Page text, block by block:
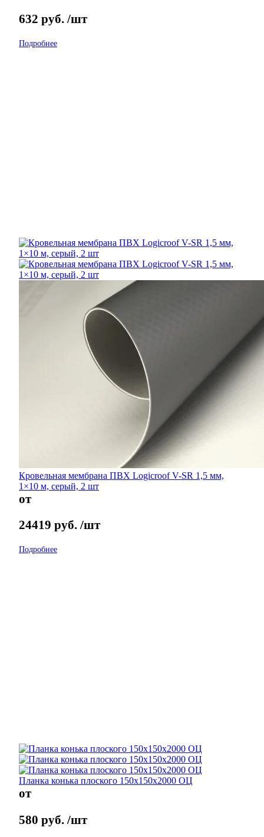
632 руб. /шт
Подробнее
Кровельная мембрана ПВХ Logicroof V-SR 1,5 мм,
1×10 м, серый, 2 шт
от
24419 руб. /шт
Подробнее
Планка конька плоского 150х150х2000 ОЦ
от
580 руб. /шт